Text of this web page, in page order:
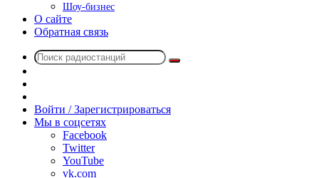
Шоу-бизнес
О сайте
Обратная связь
Поиск
радио
Войти / Зарегистрироваться
Мы в соцсетях
Facebook
Twitter
YouTube
vk.com